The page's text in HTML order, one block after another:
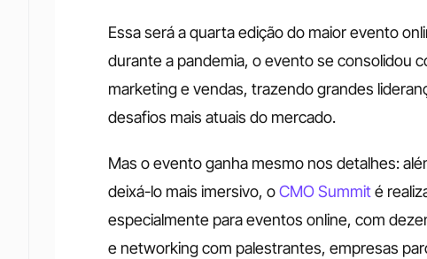
Essa será a quarta edição do maior evento
durante a pandemia, o evento se consolidou
marketing e vendas, trazendo grandes
desafios mais atuais do mercado.
Mas o evento ganha mesmo nos detalhes:
deixá-lo mais imersivo, o CMO Summit é
especialmente para eventos online, com
e networking com palestrantes, empresas